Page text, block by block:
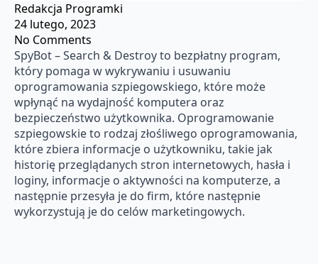
Redakcja Programki
24 lutego, 2023
No Comments
SpyBot – Search & Destroy to bezpłatny program,
który pomaga w wykrywaniu i usuwaniu
oprogramowania szpiegowskiego, które może
wpłynąć na wydajność komputera oraz
bezpieczeństwo użytkownika. Oprogramowanie
szpiegowskie to rodzaj złośliwego oprogramowania,
które zbiera informacje o użytkowniku, takie jak
historię przeglądanych stron internetowych, hasła i
loginy, informacje o aktywności na komputerze, a
następnie przesyła je do firm, które następnie
wykorzystują je do celów marketingowych.